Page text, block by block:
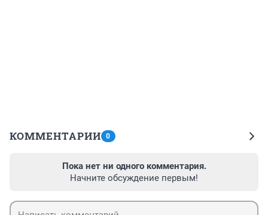
КОММЕНТАРИИ 0
Пока нет ни одного комментария.
Начните обсуждение первым!